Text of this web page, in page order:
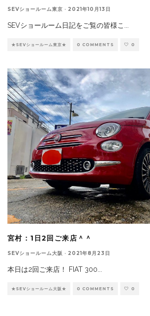
SEVショールーム東京 · 2021年10月13日
SEVショールーム日記をご覧の皆様こ
★SEVショールーム東京★ 0 COMMENTS 0
宮村：1日2回ご来店＾＾
SEVショールーム大阪 · 2021年8月23日
本日は2回ご来店！ FIAT 300
★SEVショールーム大阪★ 0 COMMENTS 0